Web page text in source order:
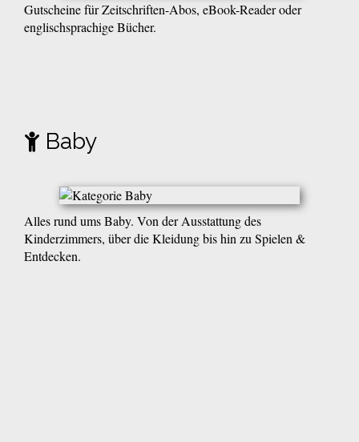
Gutscheine für Zeitschriften-Abos, eBook-Reader oder
englischsprachige Bücher.
Baby
Alles rund ums Baby. Von der Ausstattung des
Kinderzimmers, über die Kleidung bis hin zu Spielen &
Entdecken.